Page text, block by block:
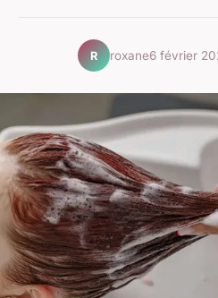
R roxane6 février